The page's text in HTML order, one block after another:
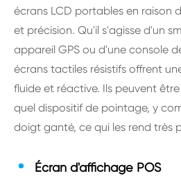
écrans LCD portables en raison
et précision. Qu'il s'agisse d'un
appareil GPS ou d'une console
écrans tactiles résistifs offrent
fluide et réactive. Ils peuvent
quel dispositif de pointage, y
doigt ganté, ce qui les rend très
Écran d'affichage POS